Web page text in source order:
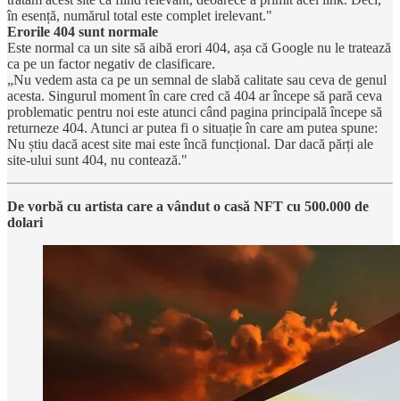
în esență, numărul total este complet irelevant."
Erorile 404 sunt normale
Este normal ca un site să aibă erori 404, așa că Google nu le tratează
ca pe un factor negativ de clasificare.
„Nu vedem asta ca pe un semnal de slabă calitate sau ceva de genul
acesta. Singurul moment în care cred că 404 ar începe să pară ceva
problematic pentru noi este atunci când pagina principală începe să
returneze 404. Atunci ar putea fi o situație în care am putea spune:
Nu știu dacă acest site mai este încă funcțional. Dar dacă părți ale
site-ului sunt 404, nu contează."
De vorbă cu artista care a vândut o casă NFT cu 500.000 de
dolari